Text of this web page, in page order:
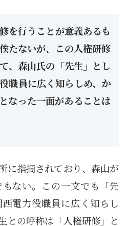
を行うことが意義あるも
たないが、この人権研修
、森山氏の「先生」とし
職員に広く知らしめ、か
なった一面があることは
に指摘されており、森山が
ない。この一文でも「先
電力役職員に広く知らし
との呼称は「人権研修」と